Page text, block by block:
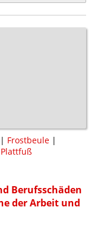
| Frostbeule |
Plattfuß
Berufsschäden
der Arbeit und